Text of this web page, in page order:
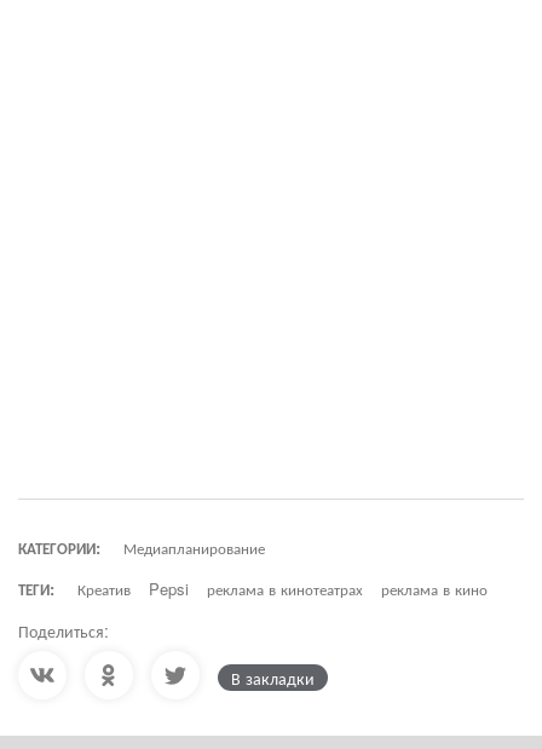
КАТЕГОРИИ:
Медиапланирование
ТЕГИ:
Креатив Pepsi реклама в кинотеатрах реклама в кино
Поделиться:
В закладки